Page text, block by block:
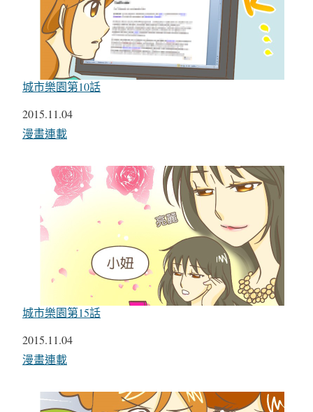
城市樂園第10話
日期
2015.11.04
關於
漫畫連載
城市樂園第15話
日期
2015.11.04
關於
漫畫連載